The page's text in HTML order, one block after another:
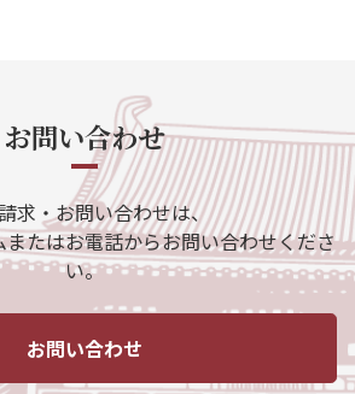
お問い合わせ
求・お問い合わせは、
たはお電話からお問い合わせくださ
い。
お問い合わせ